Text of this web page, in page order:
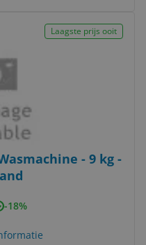
Laagste prijs ooit
- 9 kg -
-18%